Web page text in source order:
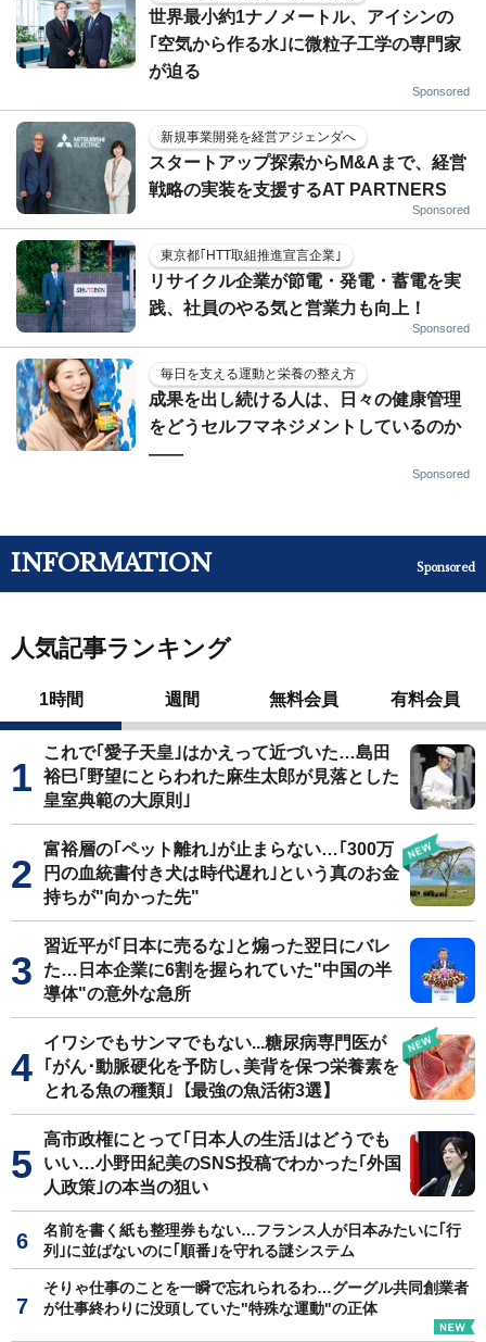
世界最小約1ナノメートル、アイシンの
｢空気から作る水｣に微粒子工学の専門家
が迫る
Sponsored
新規事業開発を経営アジェンダへ
スタートアップ探索からM&Aまで、経営
戦略の実装を支援するAT PARTNERS
Sponsored
東京都｢HTT取組推進宣言企業｣
リサイクル企業が節電・発電・蓄電を実
践、社員のやる気と営業力も向上！
Sponsored
毎日を支える運動と栄養の整え方
成果を出し続ける人は、日々の健康管理
をどうセルフマネジメントしているのか
——
Sponsored
INFORMATION Sponsored
人気記事ランキング
1時間 週間 無料会員 有料会員
これで｢愛子天皇｣はかえって近づいた…島田
裕巳｢野望にとらわれた麻生太郎が見落とした
皇室典範の大原則｣
富裕層の｢ペット離れ｣が止まらない…｢300万
円の血統書付き犬は時代遅れ｣という真のお金
持ちが"向かった先"
習近平が｢日本に売るな｣と煽った翌日にバレ
た…日本企業に6割を握られていた"中国の半
導体"の意外な急所
イワシでもサンマでもない...糖尿病専門医が
｢がん･動脈硬化を予防し､美背を保つ栄養素を
とれる魚の種類｣【最強の魚活術3選】
高市政権にとって｢日本人の生活｣はどうでも
いい…小野田紀美のSNS投稿でわかった｢外国
人政策｣の本当の狙い
名前を書く紙も整理券もない…フランス人が日本みたいに｢行
列｣に並ばないのに｢順番｣を守れる謎システム
そりゃ仕事のことを一瞬で忘れられるわ…グーグル共同創業者
が仕事終わりに没頭していた"特殊な運動"の正体